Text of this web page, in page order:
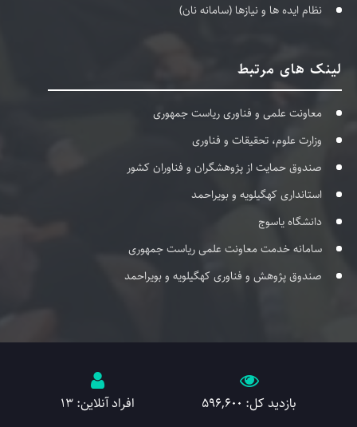
نظام ایده ها و نیازها (سامانه نان)
لینک های مرتبط
معاونت علمی و فناوری ریاست جمهوری
وزارت علوم، تحقیقات و فناوری
صندوق حمایت از پژوهشگران و فناوران کشور
استانداری کهگیلویه و بویراحمد
دانشگاه یاسوج
سامانه خدمت معاونت علمی ریاست جمهوری
صندوق پژوهش و فناوری کهگیلویه و بویراحمد
بازدید کل: 596,600 افراد آنلاین: 13